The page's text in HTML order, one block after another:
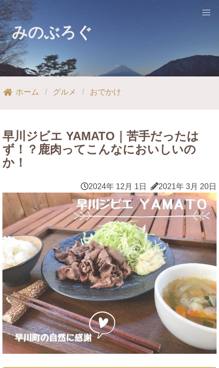
みのぶろぐ
ホーム グルメ おでかけ
早川ジビエ YAMATO｜苦手だったは
ず！？鹿肉ってこんなにおいしいの
か！
2024年 12月 1日 2021年 3月 20日